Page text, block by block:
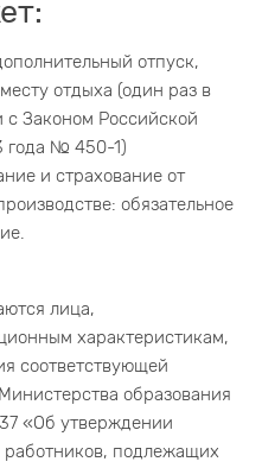
отпуск,
отдыха (один раз в
с Законом Российской
года № 450-1)
и страхование от
обязательное
лица,
характеристикам,
соответствующей
образования
«Об утверждении
подлежащих